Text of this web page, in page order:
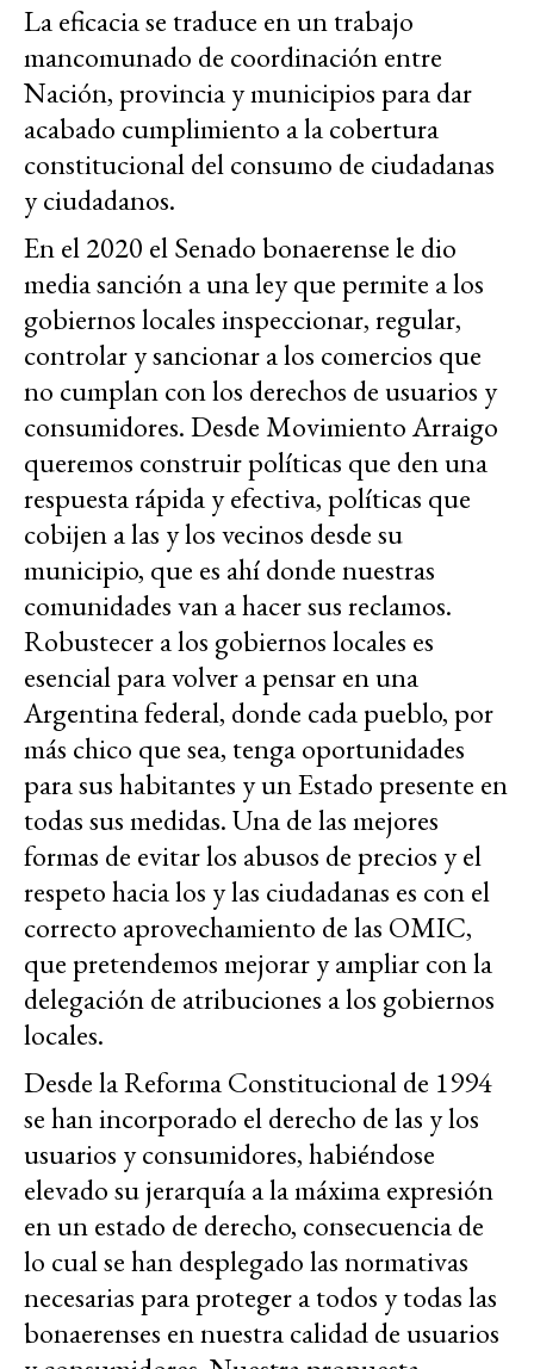
La eficacia se traduce en un trabajo
mancomunado de coordinación entre
Nación, provincia y municipios para dar
acabado cumplimiento a la cobertura
constitucional del consumo de ciudadanas
y ciudadanos.
En el 2020 el Senado bonaerense le dio
media sanción a una ley que permite a los
gobiernos locales inspeccionar, regular,
controlar y sancionar a los comercios que
no cumplan con los derechos de usuarios y
consumidores. Desde Movimiento Arraigo
queremos construir políticas que den una
respuesta rápida y efectiva, políticas que
cobijen a las y los vecinos desde su
municipio, que es ahí donde nuestras
comunidades van a hacer sus reclamos.
Robustecer a los gobiernos locales es
esencial para volver a pensar en una
Argentina federal, donde cada pueblo, por
más chico que sea, tenga oportunidades
para sus habitantes y un Estado presente en
todas sus medidas. Una de las mejores
formas de evitar los abusos de precios y el
respeto hacia los y las ciudadanas es con el
correcto aprovechamiento de las OMIC,
que pretendemos mejorar y ampliar con la
delegación de atribuciones a los gobiernos
locales.
Desde la Reforma Constitucional de 1994
se han incorporado el derecho de las y los
usuarios y consumidores, habiéndose
elevado su jerarquía a la máxima expresión
en un estado de derecho, consecuencia de
lo cual se han desplegado las normativas
necesarias para proteger a todos y todas las
bonaerenses en nuestra calidad de usuarios